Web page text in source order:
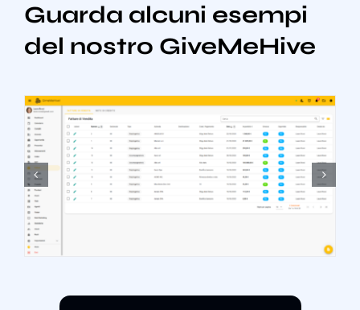
Guarda alcuni esempi
del nostro GiveMeHive